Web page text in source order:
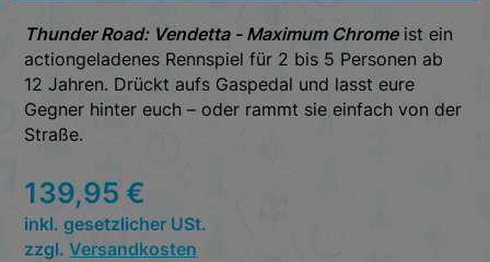
Thunder Road: Vendetta - Maximum Chromeist ein
actiongeladenes Rennspiel für 2 bis 5 Personen ab
12 Jahren. Drückt aufs Gaspedal und lasst eure
Gegner hinter euch – oder rammt sie einfach von der
Straße.
139,95 €
inkl. gesetzlicher USt.
zzgl.Versandkosten